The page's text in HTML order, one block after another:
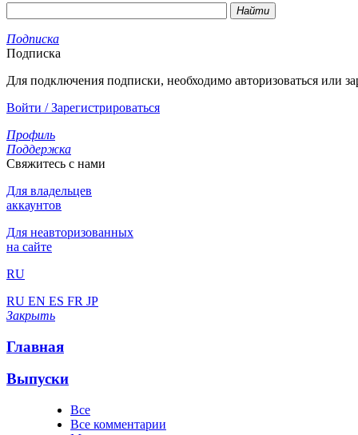
Найти
Подписка
Подписка
Для подключения подписки, необходимо авторизоваться или
Войти / Зарегистрироваться
Профиль
Поддержка
Свяжитесь с нами
Для владельцев
аккаунтов
Для неавторизованных
на сайте
RU
RU EN ES FR JP
Закрыть
Главная
Выпуски
Все
Все комментарии